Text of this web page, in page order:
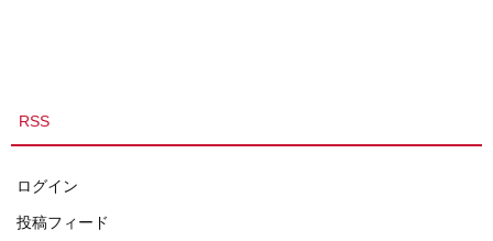
RSS
ログイン
投稿フィード